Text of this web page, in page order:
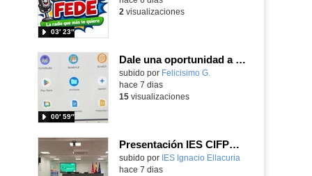
03′ 23″
2 visualizaciones
Dale una oportunidad a los Chromebooks y utiliza un proyector para realizar talleres si no tienes pantallas táctiles
Contenido educativo.
subido por Felicisimo G.
00′ 59″
hace 7 dias
15visualizaciones
Presentación IES CIFPD Ignacio Ellacuría
Contenido educativo.
subido por IES Ignacio Ellacuria
hace 7 dias